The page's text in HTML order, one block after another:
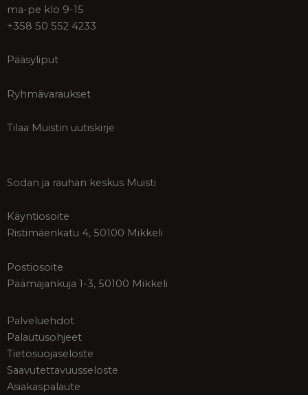
ma-pe klo 9-15
+358 50 552 4233
Pääsyliput
Ryhmävaraukset
Tilaa Muistin uutiskirje
Sodan ja rauhan keskus Muisti
Käyntiosoite
Ristimäenkatu 4, 50100 Mikkeli
Postiosoite
Päämajankuja 1-3, 50100 Mikkeli
Palveluehdot
Palautusohjeet
Tietosuojaseloste
Saavutettavuusseloste
Asiakaspalaute